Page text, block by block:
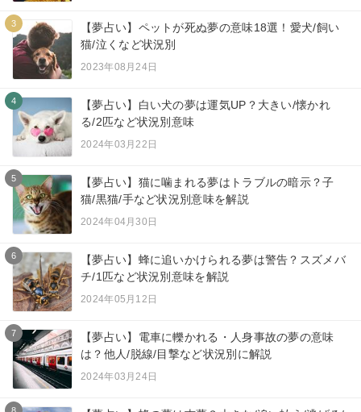
3
【夢占い】ペットが死ぬ夢の意味18選！愛犬/飼い
猫/泣くなど状況別
2023年08月24日
4
【夢占い】白い犬の夢は運気UP？大きい/懐かれ
る/2匹など状況別意味
2024年03月22日
5
【夢占い】猫に噛まれる夢はトラブルの暗示？子
猫/黒猫/手など状況別意味を解説
2024年04月30日
6
【夢占い】蜂に追いかけられる夢は警告？スズメバ
チ/1匹など状況別意味を解説
2024年05月12日
7
【夢占い】電車に轢かれる・人身事故の夢の意味
は？他人/脱線/目撃など状況別に解説
2024年03月24日